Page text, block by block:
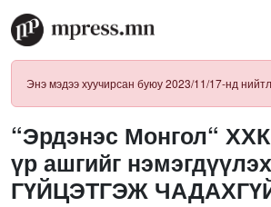
Энэ мэдээ хуучирсан буюу 2023/11/17-нд
“Эрдэнэс Монгол“
үр ашгийг
ГҮЙЦЭТГЭЖ